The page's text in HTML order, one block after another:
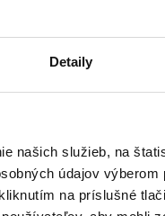
Detaily
našich služieb, na
údajov
na príslušné